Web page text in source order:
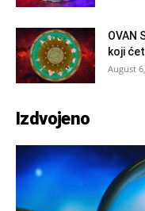
OVAN
koji
August
Izdvojeno